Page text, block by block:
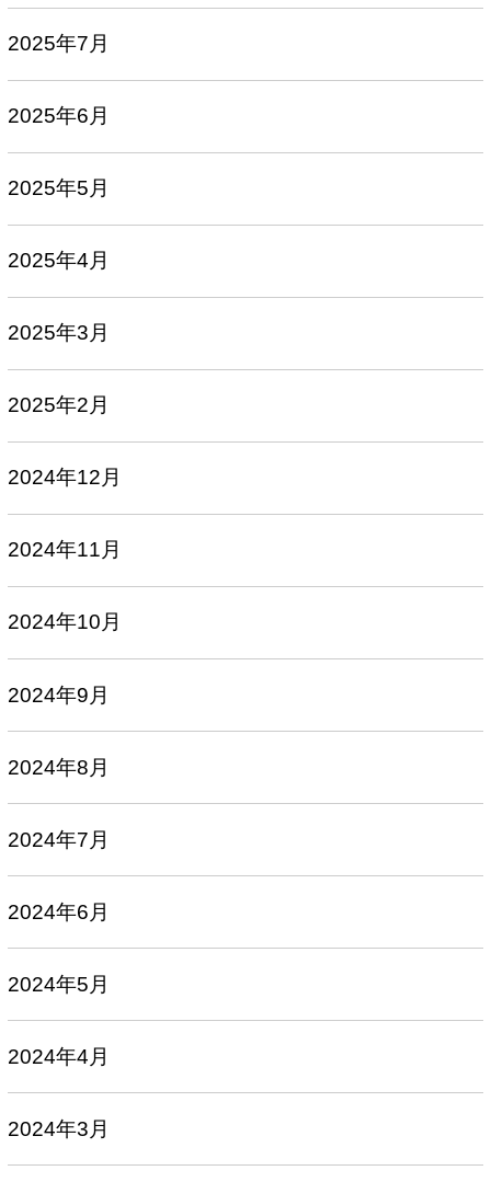
2025年7月
2025年6月
2025年5月
2025年4月
2025年3月
2025年2月
2024年12月
2024年11月
2024年10月
2024年9月
2024年8月
2024年7月
2024年6月
2024年5月
2024年4月
2024年3月